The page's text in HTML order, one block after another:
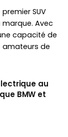
SUV
Avec
capacité de
amateurs de
au
BMW et